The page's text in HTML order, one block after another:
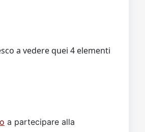
a vedere quei 4 elementi
a partecipare alla